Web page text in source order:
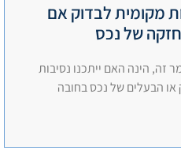
מקומית לבדוק אם
של נכס
הינה האם ייתכנו נסיבות
הבעלים של נכס בחובה